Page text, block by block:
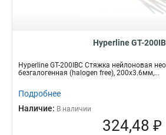
Hyperline GT-
Hyperline GT-200IBC Стяжка нейлоновая
безгалогенная (halogen free), 200x3.6мм,...
Подробнее
Наличие: В наличии
324,48 ₽